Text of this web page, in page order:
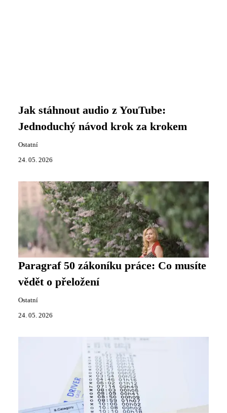
Jak stáhnout audio z YouTube:
Jednoduchý návod krok za krokem
Ostatní
24. 05. 2026
Paragraf 50 zákoníku práce: Co musíte
vědět o přeložení
Ostatní
24. 05. 2026